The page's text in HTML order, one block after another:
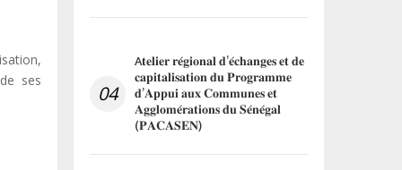
ses
04
A𝐭𝐞𝐥𝐢𝐞𝐫 𝐫𝐞́𝐠𝐢𝐨𝐧𝐚𝐥 𝐝’𝐞́𝐜𝐡𝐚𝐧𝐠𝐞𝐬 𝐞𝐭 𝐝𝐞
𝐜𝐚𝐩𝐢𝐭𝐚𝐥𝐢𝐬𝐚𝐭𝐢𝐨𝐧 𝐝𝐮 𝐏𝐫𝐨𝐠𝐫𝐚𝐦𝐦𝐞
𝐝’𝐀𝐩𝐩𝐮𝐢 𝐚𝐮𝐱 𝐂𝐨𝐦𝐦𝐮𝐧𝐞𝐬 𝐞𝐭
𝐀𝐠𝐠𝐥𝐨𝐦𝐞́𝐫𝐚𝐭𝐢𝐨𝐧𝐬 𝐝𝐮 𝐒𝐞́𝐧𝐞́𝐠𝐚𝐥
(𝐏𝐀𝐂𝐀𝐒𝐄𝐍)